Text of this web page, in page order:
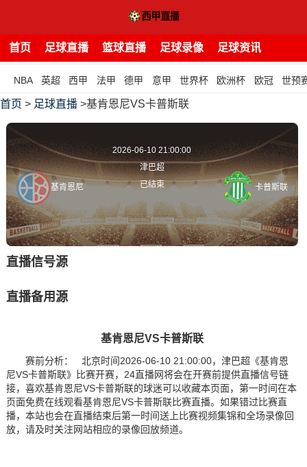
首页 足球直播 篮球直播 足球录像 足球资讯
NBA 英超 西甲 法甲 德甲 意甲 世界杯 欧洲杯 欧冠 世预
首页 > 足球直播 >基肯恩尼VS卡普斯联
基肯恩尼
2026-06-10 21:00:00
津巴超
已结束
卡普斯联
直播信号源
直播备用源
基肯恩尼VS卡普斯联
赛前分析： 北京时间2026-06-10 21:00:00，津巴超《基肯恩
尼VS卡普斯联》比赛开赛，24直播网将会在开赛前提供直播信号链
接，喜欢基肯恩尼VS卡普斯联的球迷可以收藏本页面，第一时间在本
页面免费在线观看基肯恩尼VS卡普斯联比赛直播。如果错过比赛直
播，本站也会在直播结束后第一时间送上比赛视频集锦和全场录像回
放，请及时关注网站相应的录像回放频道。